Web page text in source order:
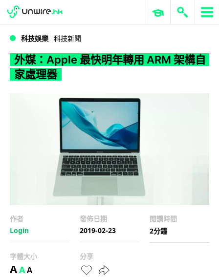
WWDC 2026 ERP 與商業 AI
科技娛樂 科技新聞
外媒：Apple 最快明年轉用 ARM 架構自
家處理器
作者
Login
發佈日期
2019-02-23
閱讀時間
2分鐘
字體大小
AAA
分享